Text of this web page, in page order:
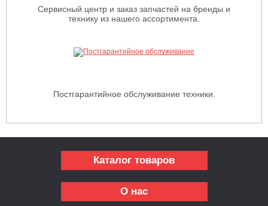
Сервисный центр и заказ запчастей на бренды и
технику из нашего ассортимента.
Постгарантийное обслуживание техники.
Каталог товаров
О нас